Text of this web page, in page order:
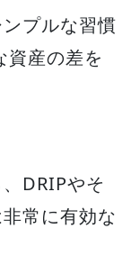
プルな習慣
資産の差を
DRIPやそ
常に有効な